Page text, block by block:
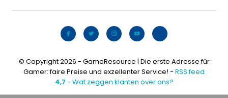
© Copyright 2026 - GameResource | Die erste Adresse für
Gamer: faire Preise und exzellenter Service! - RSS feed
4,7 - Wat zeggen klanten over ons?